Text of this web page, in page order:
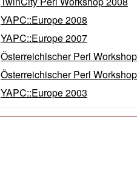
YAPC::Europe 2008
YAPC::Europe 2007
Österreichischer Perl
Österreichischer Perl
YAPC::Europe 2003